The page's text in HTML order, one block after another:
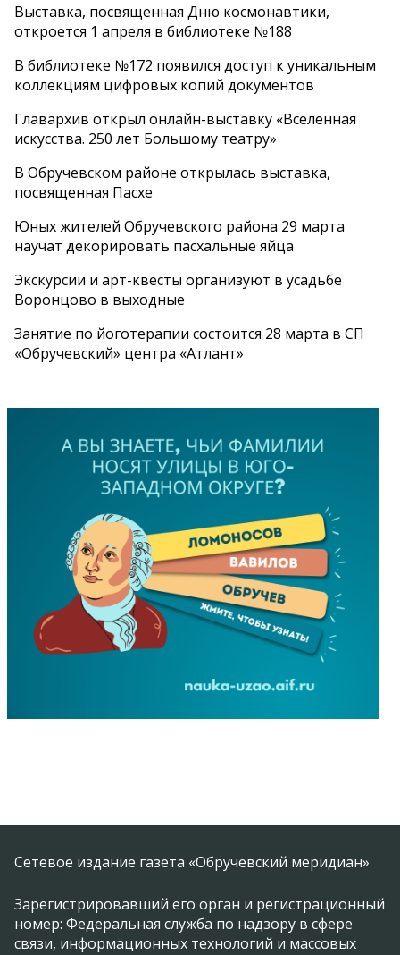
Выставка, посвященная Дню космонавтики,
откроется 1 апреля в библиотеке №188
В библиотеке №172 появился доступ к уникальным
коллекциям цифровых копий документов
Главархив открыл онлайн-выставку «Вселенная
искусства. 250 лет Большому театру»
В Обручевском районе открылась выставка,
посвященная Пасхе
Юных жителей Обручевского района 29 марта
научат декорировать пасхальные яйца
Экскурсии и арт-квесты организуют в усадьбе
Воронцово в выходные
Занятие по йоготерапии состоится 28 марта в СП
«Обручевский» центра «Атлант»
Сетевое издание газета «Обручевский меридиан»
Зарегистрировавший его орган и регистрационный
номер: Федеральная служба по надзору в сфере
связи, информационных технологий и массовых